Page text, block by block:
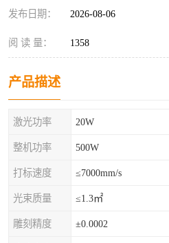
发布日期： 2026-08-06
阅 读 量： 1358
产品描述
激光功率 20W
整机功率 500W
打标速度 ≤7000mm/s
光束质量 ≤1.3㎡
雕刻精度 ±0.0002